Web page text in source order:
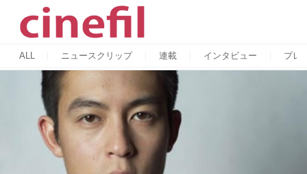
ALL ニュースクリップ 連載 インタビュー プレ